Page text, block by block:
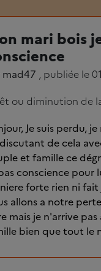
mari bois
mad47 , publiée le
ou diminution de
Je suis perdu,
de cela
et famille ce
conscience pour
forte rien ni fait
allons a notre
mais je n'arrive
bien que tout le